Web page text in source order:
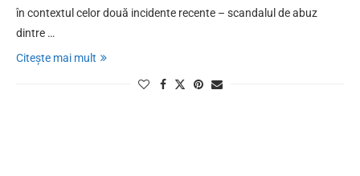
în contextul celor două incidente recente – scandalul de abuz
dintre …
Citește mai mult